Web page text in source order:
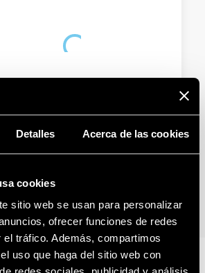
Detalles Acerca de las cookies
cookies
sitio web se usan para personalizar
ofrecer funciones de redes
tráfico. Además, compartimos
uso que haga del sitio web con
TEMPORIZADOR
DC no polarizada
serie 94